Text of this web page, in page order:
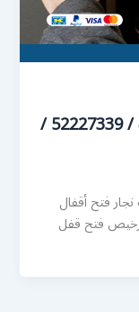
رقم فتح أبواب واقفال غرب مشرف / 52227339 /
فتح أقفال
ورخيص فتح قفل